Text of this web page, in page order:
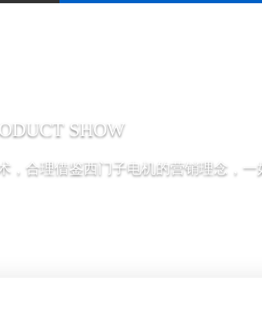
SHOW
，合理借鉴西门子电机的营销理念，一